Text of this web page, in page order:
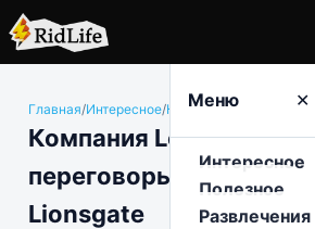
Меню ✕
Интересное
Полезное
Развлечения
Главная/Интересное/Кино и телевидение
Компания Legendary
переговоры о покупке
Lionsgate